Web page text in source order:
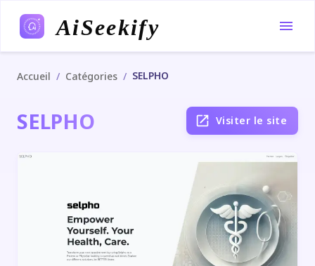
AiSeekify
Accueil / Catégories / SELPHO
SELPHO Visiter le site